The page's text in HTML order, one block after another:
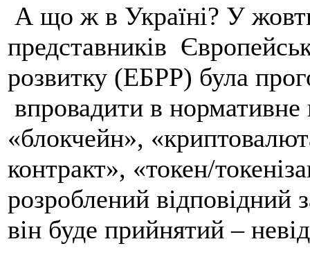
А що ж в Україні? У
представників
розвитку (ЕБРР) була
впровадити в нормативне
«блокчейн»,
контракт», «токен/
розроблений відповідний
він буде прийнятий –